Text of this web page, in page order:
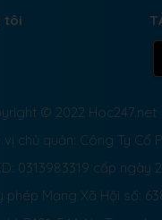
tôi
© 2022 Hoc247.net
chủ quản: Công Ty Cổ
0313983319 cấp ngày
phép Mạng Xã Hội số: